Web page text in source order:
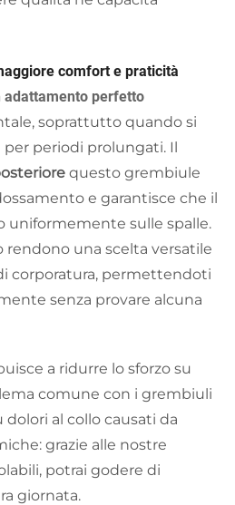
comfort e praticità
adattamento perfetto
soprattutto quando si
periodi prolungati. Il
questo grembiule
e garantisce che il
uniformemente sulle spalle.
rendono una scelta versatile
corporatura, permettendoti
senza provare alcuna
a ridurre lo sforzo su
comune con i grembiuli
al collo causati da
grazie alle nostre
potrai godere di
giornata.